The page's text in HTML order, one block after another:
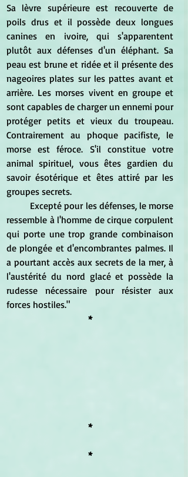
Sa lèvre supérieure est recouverte de
poils drus et il possède deux longues
canines en ivoire, qui s'apparentent
plutôt aux défenses d'un éléphant. Sa
peau est brune et ridée et il présente des
nageoires plates sur les pattes avant et
arrière. Les morses vivent en groupe et
sont capables de charger un ennemi pour
protéger petits et vieux du troupeau.
Contrairement au phoque pacifiste, le
morse est féroce. S'il constitue votre
animal spirituel, vous êtes gardien du
savoir ésotérique et êtes attiré par les
groupes secrets.
ressemble à l'homme de cirque corpulent
qui porte une trop grande combinaison
de plongée et d'encombrantes palmes. Il
a pourtant accès aux secrets de la mer, à
l'austérité du nord glacé et possède la
rudesse nécessaire pour résister aux
forces hostiles."
*
*
*